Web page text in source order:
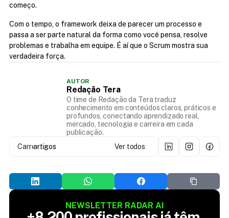
começo.
Com o tempo, o framework deixa de parecer um processo e
passa a ser parte natural da forma como você pensa, resolve
problemas e trabalha em equipe. É aí que o Scrum mostra sua
verdadeira força.
AUTOR
Redação Tera
O time de Redação da Tera traduz
conhecimento em conteúdos claros, práticos e
profundos, conectando aprendizado real,
mercado, tecnologia e carreira em cada
publicação.
Carregando...
artigos Ver todos
NEWSLETTER RADAR AI